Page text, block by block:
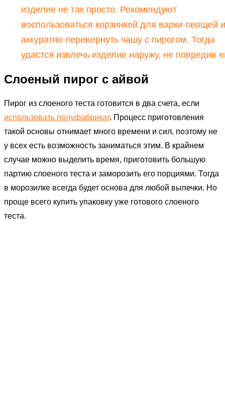
изделие не так просто. Рекомендуют
воспользоваться корзинкой для варки овощей и
аккуратно перевернуть чашу с пирогом. Тогда
удастся извлечь изделие наружу, не повредив
Слоеный пирог с айвой
Пирог из слоеного теста готовится в два счета, если
использовать полуфабрикат. Процесс приготовления
такой основы отнимает много времени и сил, поэтому не
у всех есть возможность заниматься этим. В крайнем
случае можно выделить время, приготовить большую
партию слоеного теста и заморозить его порциями. Тогда
в морозилке всегда будет основа для любой выпечки. Но
проще всего купить упаковку уже готового слоеного
теста.